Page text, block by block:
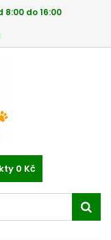
8:00 do 16:00
0 Kč